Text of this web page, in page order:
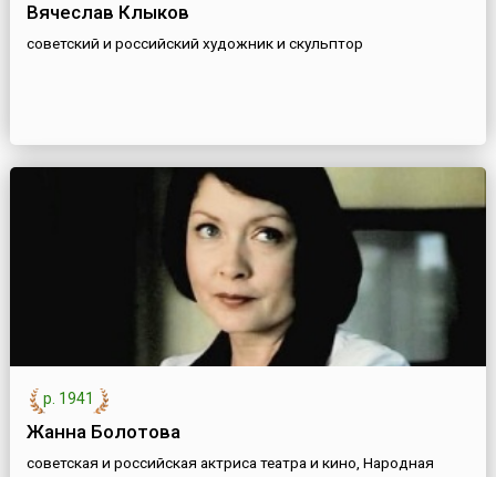
Вячеслав Клыков
советский и российский художник и скульптор
р. 1941
Жанна Болотова
советская и российская актриса театра и кино, Народная